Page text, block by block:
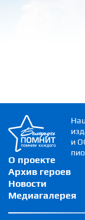
О проекте
Архив героев
Новости
Медиагалерея
и